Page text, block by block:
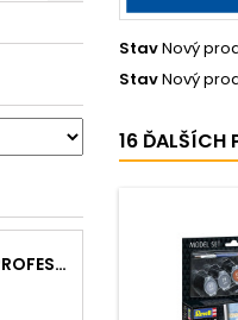
CONTACTA PROFESSIONAL MINI 39608 - 12,5G
StavNový
StavNový
16 ĎALŠÍCH